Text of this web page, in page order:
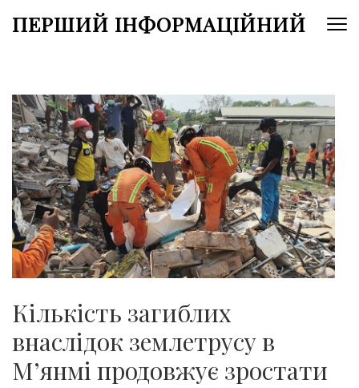
доПЕРШИЙ ІНФОРМАЦІЙНИЙ
Кількість загиблих
внаслідок землетрусу в
М’янмі продовжує зростати